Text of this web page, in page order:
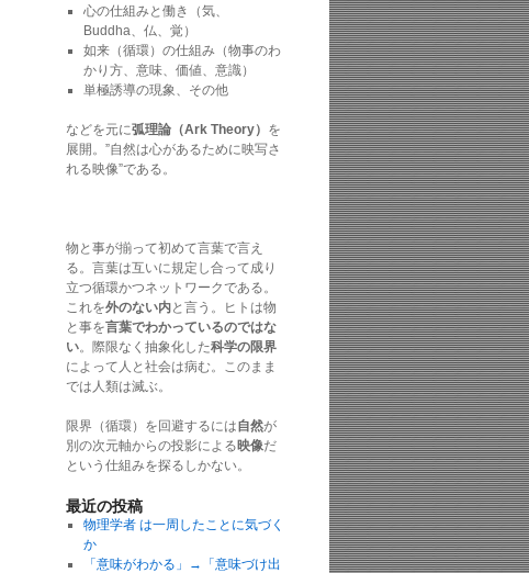
心の仕組みと働き（気、
Buddha、仏、覚）
如来（循環）の仕組み（物事のわ
かり方、意味、価値、意識）
単極誘導の現象、その他
などを元に弧理論（Ark Theory） を
展開。”自然は心があるために映写さ
れる映像”である。
物と事が揃って初めて言葉で言え
る。言葉は互いに規定し合って成り
立つ循環かつネットワークである。
これを外のない内と言う。ヒトは物
と事を言葉でわかっているのではな
い。際限なく抽象化した科学の限界
によって人と社会は病む。このまま
では人類は滅ぶ。
限界（循環）を回避するには自然が
別の次元軸からの投影による映像だ
という仕組みを探るしかない。
最近の投稿
物理学者 は一周したことに気づく
か
「意味がわかる」→「意味づけ出